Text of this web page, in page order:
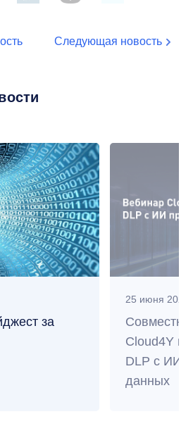
Следующая новость
за
25 июня 2026
Cloud4Y и
DLP с ИИ
данных